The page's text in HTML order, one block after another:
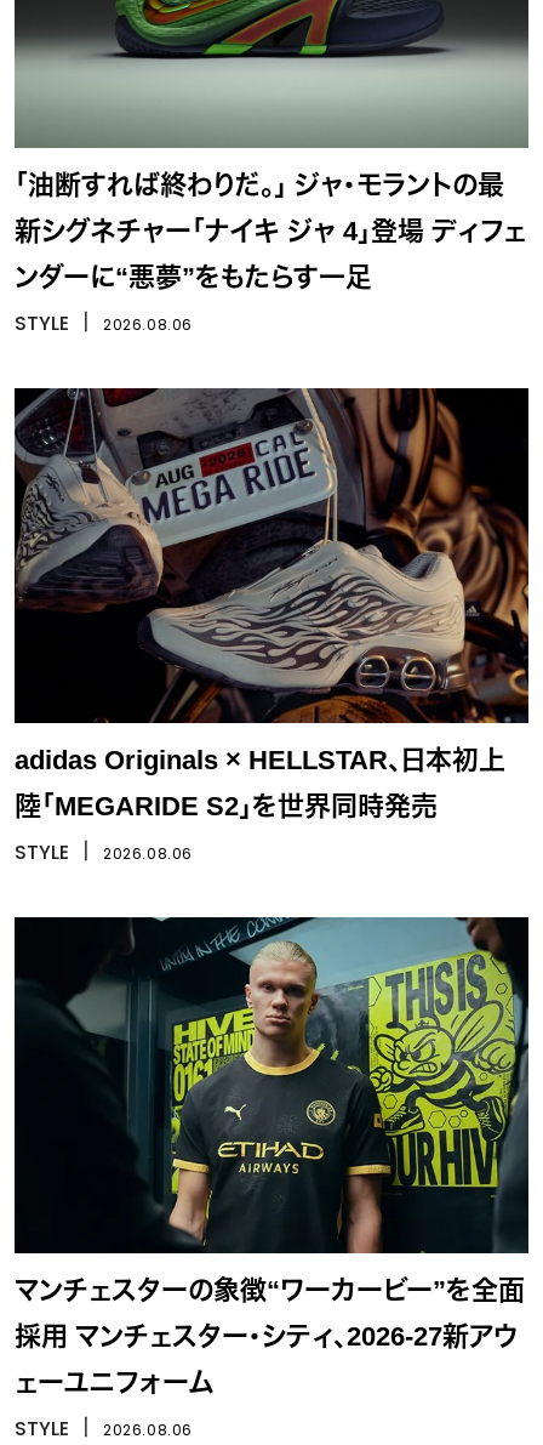
「油断すれば終わりだ。」 ジャ・モラントの最
新シグネチャー「ナイキ ジャ 4」登場 ディフェ
ンダーに“悪夢”をもたらす一足
STYLE 2026.08.06
adidas Originals × HELLSTAR、日本初上
陸「MEGARIDE S2」を世界同時発売
STYLE 2026.08.06
マンチェスターの象徴“ワーカービー”を全面
採用 マンチェスター・シティ、2026-27新アウ
ェーユニフォーム
STYLE 2026.08.06